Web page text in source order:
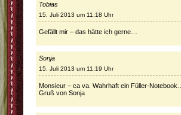
Tobias
15. Juli 2013 um 11:18 Uhr
Gefällt mir – das hätte ich gerne…
Sonja
15. Juli 2013 um 11:19 Uhr
Monsieur – ca va. Wahrhaft ein Füller-Notebook…
Gruß von Sonja